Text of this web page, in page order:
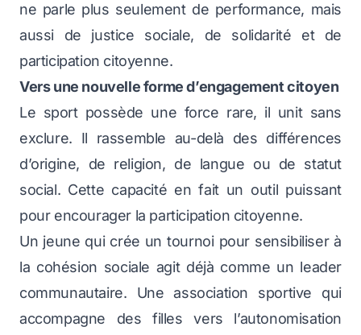
ne parle plus seulement de performance, mais
aussi de justice sociale, de solidarité et de
participation citoyenne.
Vers une nouvelle forme d’engagement citoyen
Le sport possède une force rare, il unit sans
exclure. Il rassemble au-delà des différences
d’origine, de religion, de langue ou de statut
social. Cette capacité en fait un outil puissant
pour encourager la participation citoyenne.
Un jeune qui crée un tournoi pour sensibiliser à
la cohésion sociale agit déjà comme un leader
communautaire. Une association sportive qui
accompagne des filles vers l’autonomisation